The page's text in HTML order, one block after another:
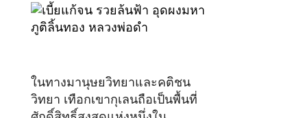
ในทางมานุษยวิทยาและคติชน
วิทยา เทือกเขากุเลนถือเป็นพื้นที่